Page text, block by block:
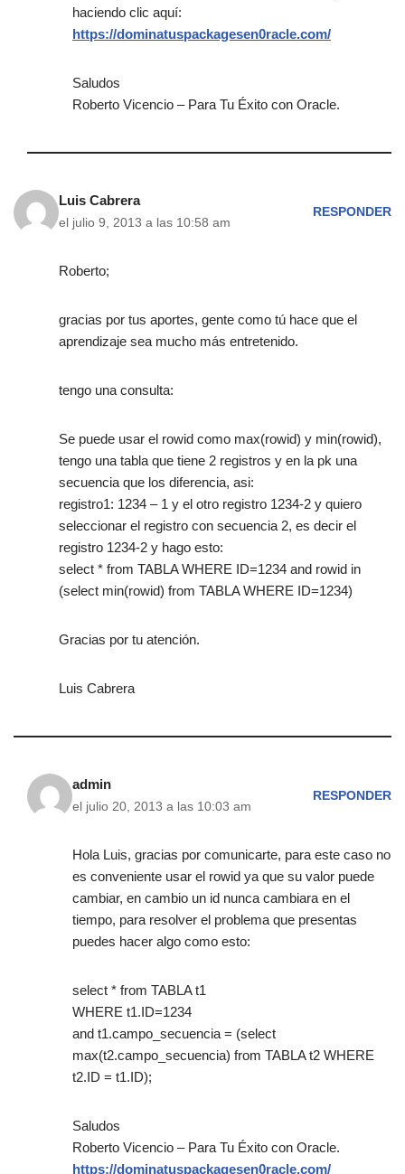
haciendo clic aquí:
https://dominatuspackagesen0racle.com/
Saludos
Roberto Vicencio – Para Tu Éxito con Oracle.
Luis Cabrera
el julio 9, 2013 a las 10:58 am
RESPONDER
Roberto;
gracias por tus aportes, gente como tú hace que el
aprendizaje sea mucho más entretenido.
tengo una consulta:
Se puede usar el rowid como max(rowid) y min(rowid),
tengo una tabla que tiene 2 registros y en la pk una
secuencia que los diferencia, asi:
registro1: 1234 – 1 y el otro registro 1234-2 y quiero
seleccionar el registro con secuencia 2, es decir el
registro 1234-2 y hago esto:
select * from TABLA WHERE ID=1234 and rowid in
(select min(rowid) from TABLA WHERE ID=1234)
Gracias por tu atención.
Luis Cabrera
admin
el julio 20, 2013 a las 10:03 am
RESPONDER
Hola Luis, gracias por comunicarte, para este caso no
es conveniente usar el rowid ya que su valor puede
cambiar, en cambio un id nunca cambiara en el
tiempo, para resolver el problema que presentas
puedes hacer algo como esto:
select * from TABLA t1
WHERE t1.ID=1234
and t1.campo_secuencia = (select
max(t2.campo_secuencia) from TABLA t2 WHERE
t2.ID = t1.ID);
Saludos
Roberto Vicencio – Para Tu Éxito con Oracle.
https://dominatuspackagesen0racle.com/